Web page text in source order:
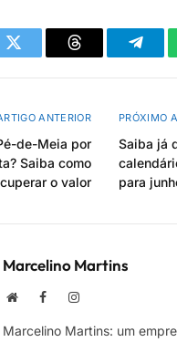
Twitter Threads
ANTERIOR
de-Meia por
Saiba como
o valor
PRÓXIMO
Saiba já
para
Marcelino Martins
Site FacebookInstagram
Marcelino Martins: um